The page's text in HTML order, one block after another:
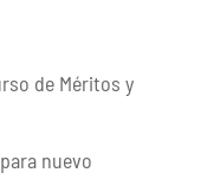
de Méritos y
nuevo